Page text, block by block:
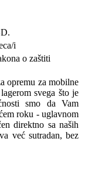
i
o zaštiti
opremu za mobilne
svega što je
smo da Vam
roku - uglavnom
direktno sa naših
već sutradan, bez